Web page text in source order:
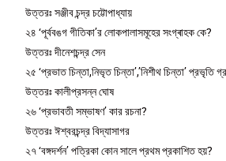
উত্তরঃ সঞ্জীব চন্দ্র চট্টোপাধ্যায়
২৪ ‘পূর্ববঙগ গীতিকা’র লোকপালাসমূহের সংগ্ৰাহক কে?
উত্তরঃ দীনেশচন্দ্র সেন
২৫ ‘প্রভাত চিন্তা,নিভৃত চিন্তা’,’নিশীথ চিন্তা’ প্রভৃতি
উত্তরঃ কালীপ্রসন্ন ঘোষ
২৬ ‘প্রভাবতী সম্ভাষণ’ কার রচনা?
উত্তরঃ ঈশ্বরচন্দ্র বিদ্যাসাগর
২৭ ‘বঙ্গদর্শন’ পত্রিকা কোন সালে প্রথম প্রকাশিত হয়?